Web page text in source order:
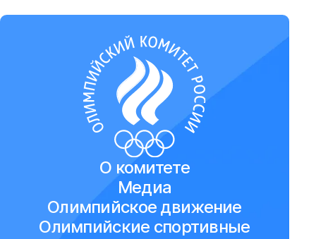
О комитете
Медиа
Олимпийское движение
Олимпийские спортивные